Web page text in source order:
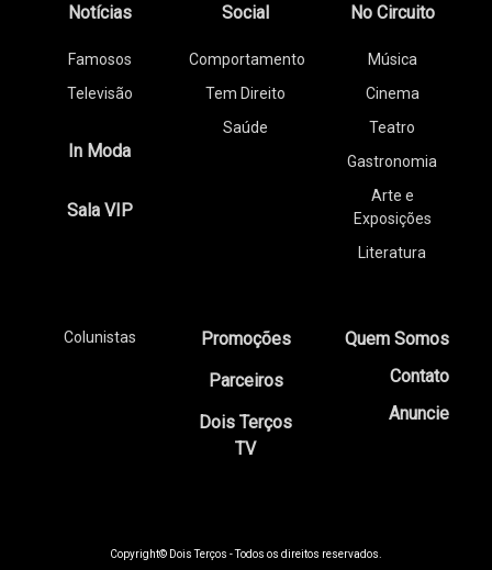
Notícias
Famosos
Televisão
In Moda
Sala VIP
Social
Comportamento
Tem Direito
Saúde
No Circuito
Música
Cinema
Teatro
Gastronomia
Arte e
Exposições
Literatura
Colunistas
Promoções
Parceiros
Dois Terços
TV
Quem Somos
Contato
Anuncie
Copyright© Dois Terços - Todos os direitos reservados.